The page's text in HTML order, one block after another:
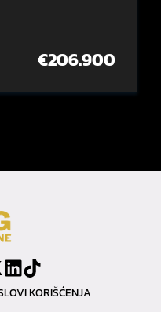
€206.900
KORIŠĆENJA